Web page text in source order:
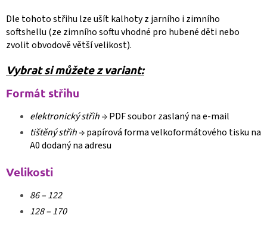
Dle tohoto střihu lze ušít kalhoty z jarního i zimního
softshellu (ze zimního softu vhodné pro hubené děti nebo
zvolit obvodově větší velikost).
Vybrat si můžete z variant:
Formát střihu
elektronický střih⇒ PDF soubor zaslaný na e-mail
tištěný střih⇒ papírová forma velkoformátového tisku na
A0 dodaný na adresu
Velikosti
86 – 122
128 – 170